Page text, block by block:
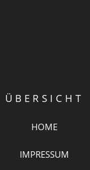
ÜBERSICHT
HOME
IMPRESSUM